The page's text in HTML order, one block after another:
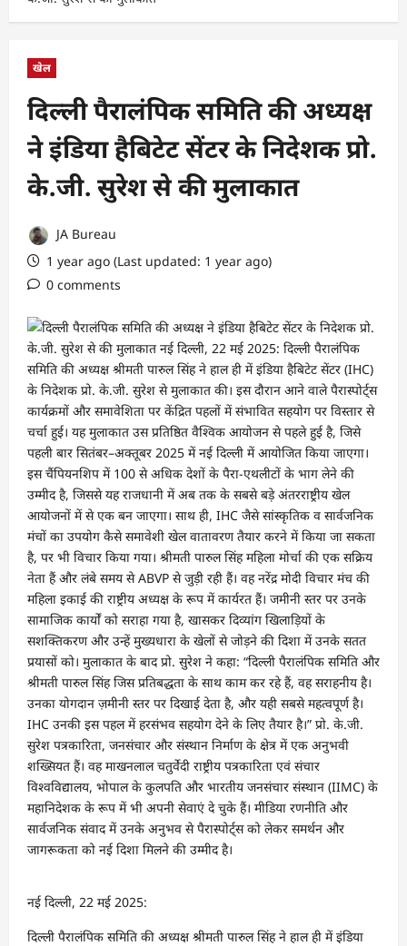
खेल
दिल्ली पैरालंपिक समिति की अध्यक्ष
ने इंडिया हैबिटेट सेंटर के निदेशक प्रो.
के.जी. सुरेश से की मुलाकात
JA Bureau
1 year ago (Last updated: 1 year ago)
0 comments
नई दिल्ली, 22 मई 2025:
दिल्ली पैरालंपिक समिति की अध्यक्ष श्रीमती पारुल सिंह ने हाल ही में इंडिया